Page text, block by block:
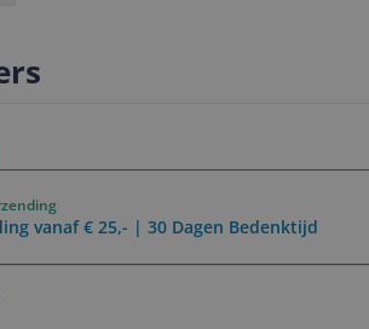
vanaf € 25,- | 30 Dagen Bedenktijd